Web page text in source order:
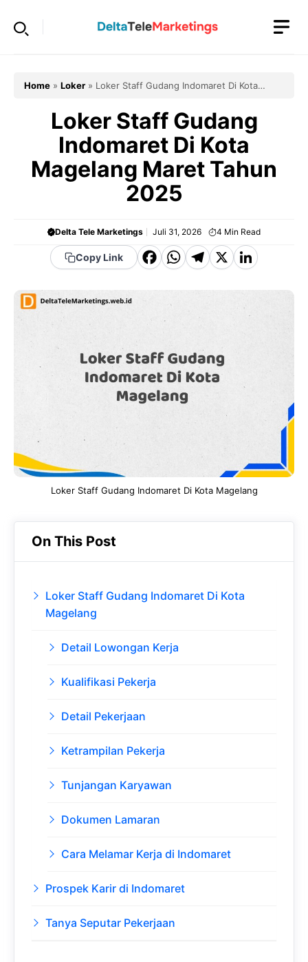
Home » Loker » Loker Staff Gudang Indomaret Di Kota
Loker Staff Gudang
Indomaret Di Kota
Magelang Maret Tahun
2025
Delta Tele Marketings Juli 31, 2026 4 Min Read
Copy Link
F
e
b
o
o
k
W
a
t
s
A
p
T
g
r
a
m
X Li
k
e
Loker Staff Gudang Indomaret Di Kota Magelang
On This Post
Loker Staff Gudang Indomaret Di Kota
Magelang
Detail Lowongan Kerja
Kualifikasi Pekerja
Detail Pekerjaan
Ketrampilan Pekerja
Tunjangan Karyawan
Dokumen Lamaran
Cara Melamar Kerja di Indomaret
Prospek Karir di Indomaret
Tanya Seputar Pekerjaan